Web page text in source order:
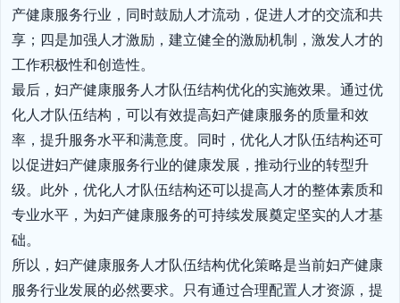
产健康服务行业，同时鼓励人才流动，促进人才的交流和共
享；四是加强人才激励，建立健全的激励机制，激发人才的
工作积极性和创造性。
最后，妇产健康服务人才队伍结构优化的实施效果。通过优
化人才队伍结构，可以有效提高妇产健康服务的质量和效
率，提升服务水平和满意度。同时，优化人才队伍结构还可
以促进妇产健康服务行业的健康发展，推动行业的转型升
级。此外，优化人才队伍结构还可以提高人才的整体素质和
专业水平，为妇产健康服务的可持续发展奠定坚实的人才基
础。
所以，妇产健康服务人才队伍结构优化策略是当前妇产健康
服务行业发展的必然要求。只有通过合理配置人才资源，提